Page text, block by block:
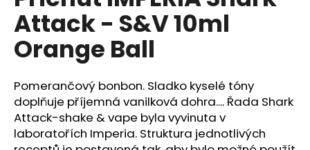
0,0
z
5
hvězdiček.
Attack - S&V 10ml
Orange Ball
Pomerančový bonbon. Sladko kyselé tóny
doplňuje příjemná vanilková dohra.... Řada Shark
Attack-shake & vape byla vyvinuta v
laboratořích Imperia. Struktura jednotlivých
a
j
í
?